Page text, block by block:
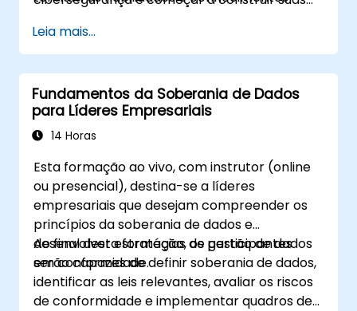
ambiente cibernético.
crucial.
Leia mais...
Fundamentos da Soberania de Dados
para Líderes Empresariais
14 Horas
Esta formação ao vivo, com instrutor (online
ou presencial), destina-se a líderes
empresariais que desejam compreender os
princípios da soberania de dados e
desenvolver estratégias de gestão de dados
em conformidade.
Ao final desta formação, os participantes
serão capazes de definir soberania de dados,
identificar as leis relevantes, avaliar os riscos
de conformidade e implementar quadros de